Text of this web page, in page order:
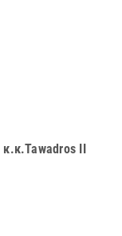
κ.κ.Tawadros II